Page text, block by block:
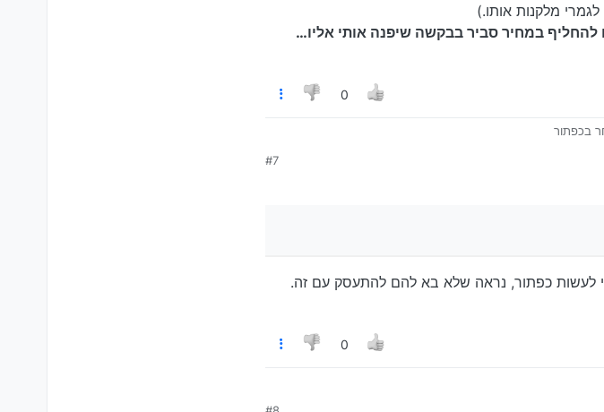
מלקנות אותו.)
להחליף במחיר סביר בבקשה שיפנה אותי אליו…
0
#7
לי לעשות כפתור, נראה שלא בא להם להתעסק עם זה.
0